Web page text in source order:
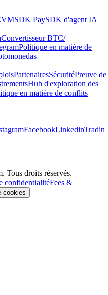
SDK PaySDK d'agent IA
Convertisseur BTC/
Politique en matière de
PartenairesSécuritéPreuve de
Hub d'exploration des
en matière de conflits
FacebookLinkedinTradin
Tous droits réservés.
confidentialitéFees &
cookies